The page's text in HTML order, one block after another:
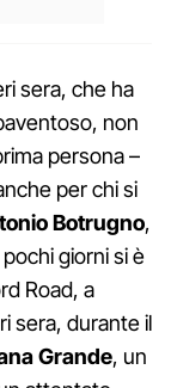
sera, che ha
non
persona –
per chi si
Botrugno,
giorni si è
Road, a
sera, durante il
Grande, un